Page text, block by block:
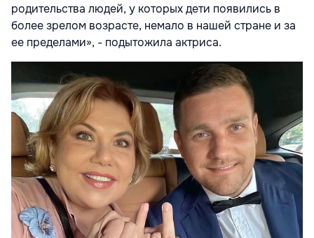
родительства людей, у которых дети появились в
более зрелом возрасте, немало в нашей стране и за
ее пределами», - подытожила актриса.